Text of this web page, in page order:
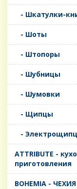
- Шкатулки-
- Шоты
- Штопоры
- Шубницы
- Шумовки
- Щипцы
-
ATTRIBUTE -
приготовления
BOHEMIA -